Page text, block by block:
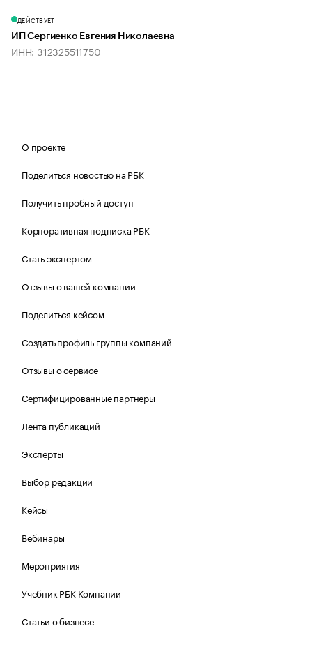
ДЕЙСТВУЕТ
ИП Сергиенко Евгения Николаевна
ИНН: 312325511750
О проекте
Поделиться новостью на РБК
Получить пробный доступ
Корпоративная подписка РБК
Стать экспертом
Отзывы о вашей компании
Поделиться кейсом
Создать профиль группы компаний
Отзывы о сервисе
Сертифицированные партнеры
Лента публикаций
Эксперты
Выбор редакции
Кейсы
Вебинары
Мероприятия
Учебник РБК Компании
Статьи о бизнесе